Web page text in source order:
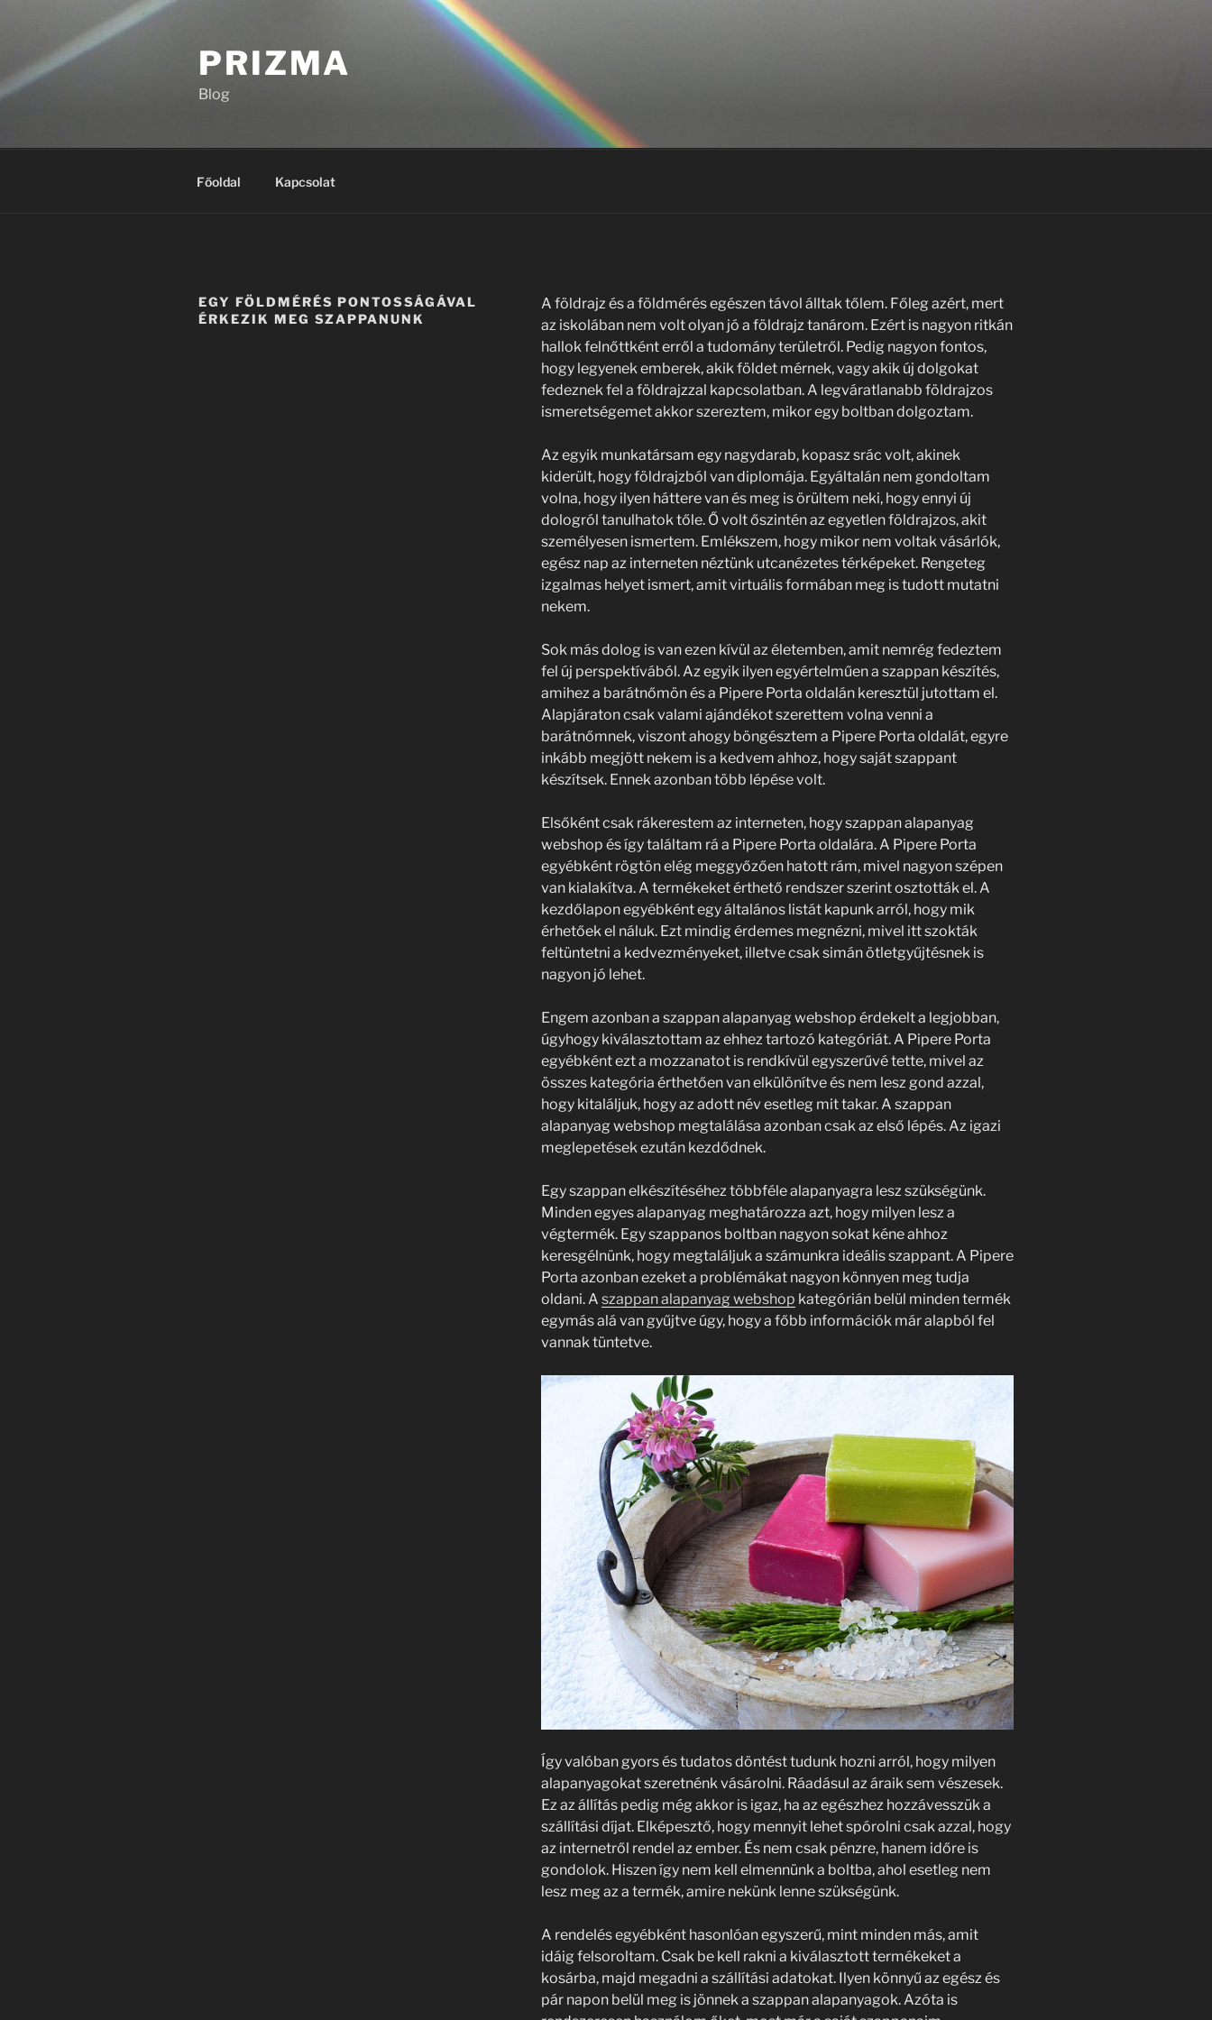
PRIZMA
Blog
Főoldal Kapcsolat
EGY FÖLDMÉRÉS PONTOSSÁGÁVAL
ÉRKEZIK MEG SZAPPANUNK
A földrajz és a földmérés egészen távol álltak tőlem. Főleg azért, mert
az iskolában nem volt olyan jó a földrajz tanárom. Ezért is nagyon ritkán
hallok felnőttként erről a tudomány területről. Pedig nagyon fontos,
hogy legyenek emberek, akik földet mérnek, vagy akik új dolgokat
fedeznek fel a földrajzzal kapcsolatban. A legváratlanabb földrajzos
ismeretségemet akkor szereztem, mikor egy boltban dolgoztam.
Az egyik munkatársam egy nagydarab, kopasz srác volt, akinek
kiderült, hogy földrajzból van diplomája. Egyáltalán nem gondoltam
volna, hogy ilyen háttere van és meg is örültem neki, hogy ennyi új
dologról tanulhatok tőle. Ő volt őszintén az egyetlen földrajzos, akit
személyesen ismertem. Emlékszem, hogy mikor nem voltak vásárlók,
egész nap az interneten néztünk utcanézetes térképeket. Rengeteg
izgalmas helyet ismert, amit virtuális formában meg is tudott mutatni
nekem.
Sok más dolog is van ezen kívül az életemben, amit nemrég fedeztem
fel új perspektívából. Az egyik ilyen egyértelműen a szappan készítés,
amihez a barátnőmön és a Pipere Porta oldalán keresztül jutottam el.
Alapjáraton csak valami ajándékot szerettem volna venni a
barátnőmnek, viszont ahogy böngésztem a Pipere Porta oldalát, egyre
inkább megjött nekem is a kedvem ahhoz, hogy saját szappant
készítsek. Ennek azonban több lépése volt.
Elsőként csak rákerestem az interneten, hogy szappan alapanyag
webshop és így találtam rá a Pipere Porta oldalára. A Pipere Porta
egyébként rögtön elég meggyőzően hatott rám, mivel nagyon szépen
van kialakítva. A termékeket érthető rendszer szerint osztották el. A
kezdőlapon egyébként egy általános listát kapunk arról, hogy mik
érhetőek el náluk. Ezt mindig érdemes megnézni, mivel itt szokták
feltüntetni a kedvezményeket, illetve csak simán ötletgyűjtésnek is
nagyon jó lehet.
Engem azonban a szappan alapanyag webshop érdekelt a legjobban,
úgyhogy kiválasztottam az ehhez tartozó kategóriát. A Pipere Porta
egyébként ezt a mozzanatot is rendkívül egyszerűvé tette, mivel az
összes kategória érthetően van elkülönítve és nem lesz gond azzal,
hogy kitaláljuk, hogy az adott név esetleg mit takar. A szappan
alapanyag webshop megtalálása azonban csak az első lépés. Az igazi
meglepetések ezután kezdődnek.
Egy szappan elkészítéséhez többféle alapanyagra lesz szükségünk.
Minden egyes alapanyag meghatározza azt, hogy milyen lesz a
végtermék. Egy szappanos boltban nagyon sokat kéne ahhoz
keresgélnünk, hogy megtaláljuk a számunkra ideális szappant. A Pipere
Porta azonban ezeket a problémákat nagyon könnyen meg tudja
oldani. A szappan alapanyag webshop kategórián belül minden termék
egymás alá van gyűjtve úgy, hogy a főbb információk már alapból fel
vannak tüntetve.
Így valóban gyors és tudatos döntést tudunk hozni arról, hogy milyen
alapanyagokat szeretnénk vásárolni. Ráadásul az áraik sem vészesek.
Ez az állítás pedig még akkor is igaz, ha az egészhez hozzávesszük a
szállítási díjat. Elképesztő, hogy mennyit lehet spórolni csak azzal, hogy
az internetről rendel az ember. És nem csak pénzre, hanem időre is
gondolok. Hiszen így nem kell elmennünk a boltba, ahol esetleg nem
lesz meg az a termék, amire nekünk lenne szükségünk.
A rendelés egyébként hasonlóan egyszerű, mint minden más, amit
idáig felsoroltam. Csak be kell rakni a kiválasztott termékeket a
kosárba, majd megadni a szállítási adatokat. Ilyen könnyű az egész és
pár napon belül meg is jönnek a szappan alapanyagok. Azóta is